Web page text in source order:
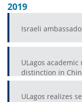
2019
Israeli
ULagos academic
distinction in
enormous
province
ULagos realizes